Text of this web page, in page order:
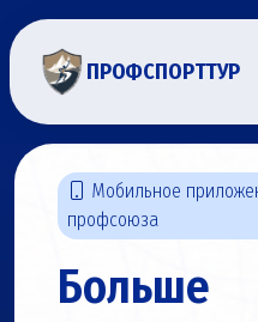
ПРОФСПОРТТУР
Мобильное
профсоюза
Больше